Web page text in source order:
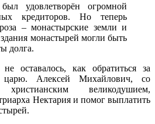
удовлетворён огромной
кредиторов. Но теперь
– монастырские земли и
монастырей могли быть
долга.
оставалось, как обратиться за
Алексей Михайлович, со
великодушием,
Нектария и помог выплатить